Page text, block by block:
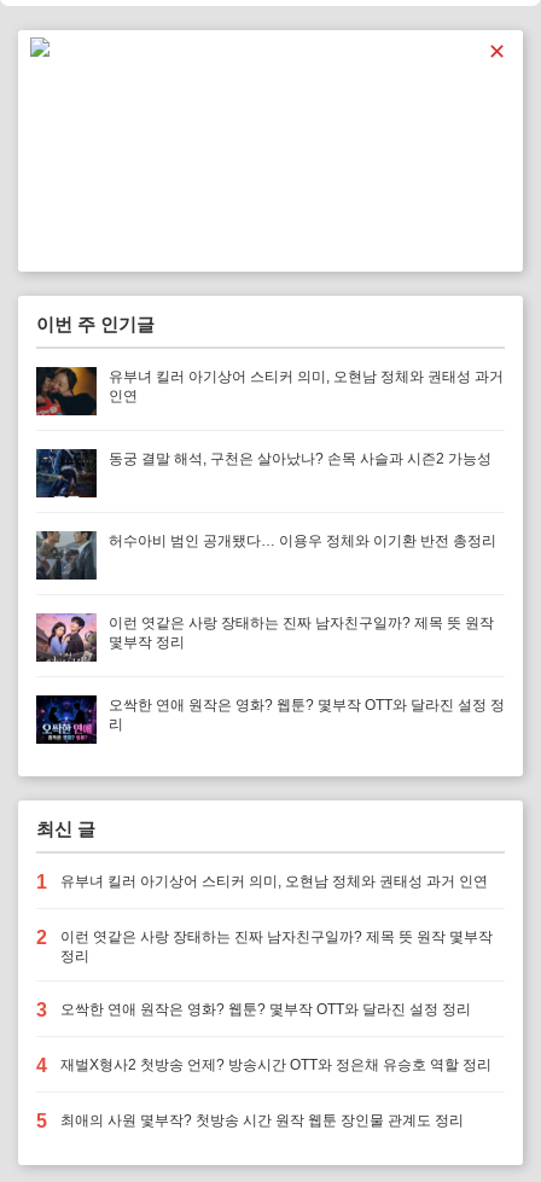
✕
이번 주 인기글
유부녀 킬러 아기상어 스티커 의미, 오현남 정체와 권태성 과거
인연
동궁 결말 해석, 구천은 살아났나? 손목 사슬과 시즌2 가능성
허수아비 범인 공개됐다… 이용우 정체와 이기환 반전 총정리
이런 엿같은 사랑 장태하는 진짜 남자친구일까? 제목 뜻 원작
몇부작 정리
오싹한 연애 원작은 영화? 웹툰? 몇부작 OTT와 달라진 설정 정
리
최신 글
1 유부녀 킬러 아기상어 스티커 의미, 오현남 정체와 권태성 과거 인연
2
이런 엿같은 사랑 장태하는 진짜 남자친구일까? 제목 뜻 원작 몇부작
정리
3 오싹한 연애 원작은 영화? 웹툰? 몇부작 OTT와 달라진 설정 정리
4 재벌X형사2 첫방송 언제? 방송시간 OTT와 정은채 유승호 역할 정리
5 최애의 사원 몇부작? 첫방송 시간 원작 웹툰 장인물 관계도 정리